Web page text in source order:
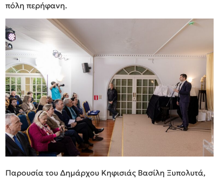
πόλη περήφανη.
Παρουσία του Δημάρχου Κηφισιάς Βασίλη Ξυπολυτά,